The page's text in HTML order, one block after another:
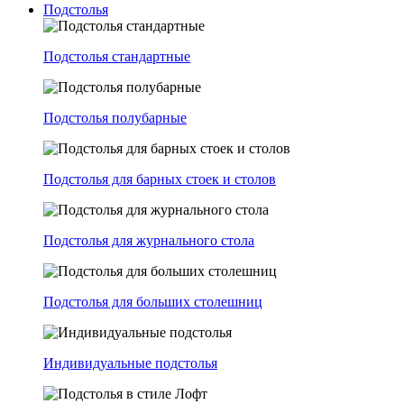
Подстолья
Подстолья стандартные
Подстолья полубарные
Подстолья для барных стоек и столов
Подстолья для журнального стола
Подстолья для больших столешниц
Индивидуальные подстолья